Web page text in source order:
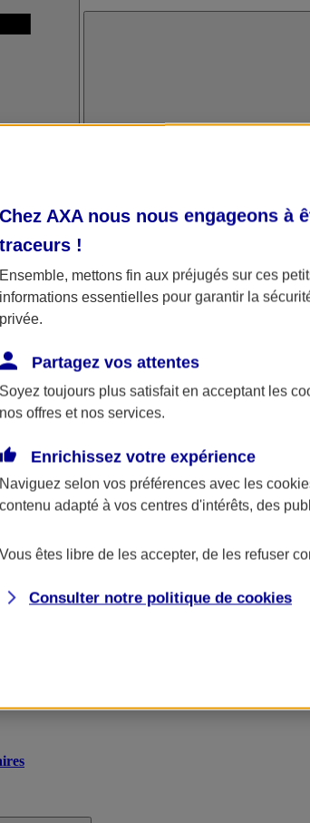
précédente
Chez AXA nous nous engageons
traceurs !
Ensemble, mettons fin aux préjugés sur ces
informations essentielles pour garantir la
privée.
Partagez vos attentes
Soyez toujours plus satisfait en acceptant les
nos offres et nos services.
Enrichissez votre expérience
Naviguez selon vos préférences avec les
contenu adapté à vos centres d'intérêts, des
Vous êtes libre de les accepter, de les refuser
Consulter notre politique de cookies